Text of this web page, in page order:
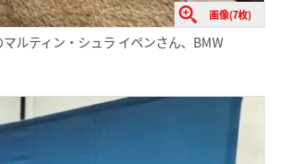
画像(7枚)
ルティン・シュラ イペンさん、BMW